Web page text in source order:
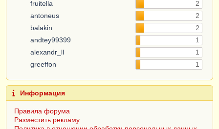
fruitella
2
antoneus
2
balakin
2
andtey99399
1
alexandr_ll
1
greeffon
1
Информация
Правила форума
Разместить рекламу